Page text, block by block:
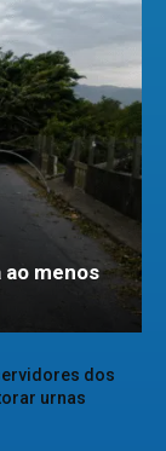
menos
dos
urnas